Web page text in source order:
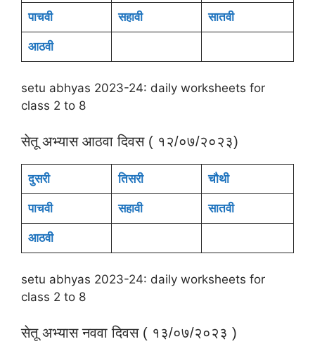
पाचवी सहावी सातवी
आठवी
setu abhyas 2023-24: daily worksheets for
class 2 to 8
सेतू अभ्यास आठवा दिवस ( १२/०७/२०२३)
दुसरी तिसरी चौथी
पाचवी सहावी सातवी
आठवी
setu abhyas 2023-24: daily worksheets for
class 2 to 8
सेतू अभ्यास नववा दिवस ( १३/०७/२०२३ )